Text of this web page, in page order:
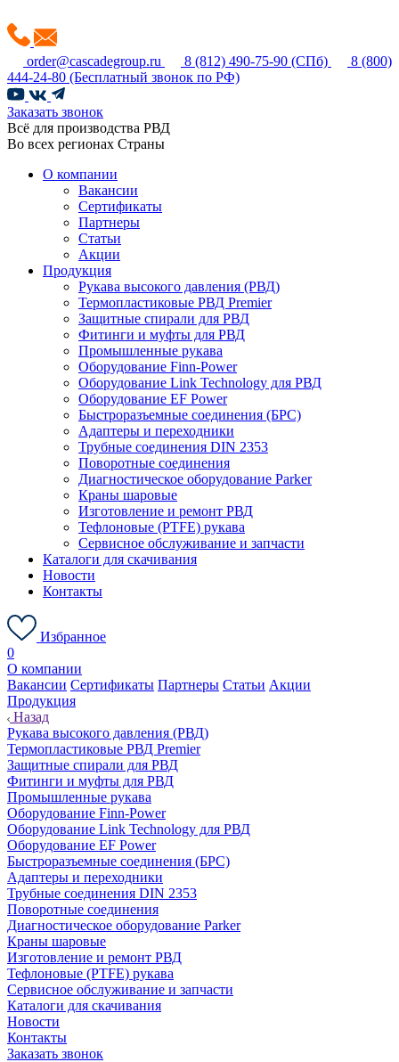
order@cascadegroup.ru 8 (812) 490-75-90 (СПб)
8 (800)
444-24-80 (Бесплатный звонок по РФ)
Заказать звонок
Всё для производства РВД
Во всех регионах Страны
О компании
Вакансии
Сертификаты
Партнеры
Статьи
Акции
Продукция
Рукава высокого давления (РВД)
Термопластиковые РВД Premier
Защитные спирали для РВД
Фитинги и муфты для РВД
Промышленные рукава
Оборудование Finn-Power
Оборудование Link Technology для РВД
Оборудование EF Power
Быстроразъемные соединения (БРС)
Адаптеры и переходники
Трубные соединения DIN 2353
Поворотные соединения
Диагностическое оборудование Parker
Краны шаровые
Изготовление и ремонт РВД
Тефлоновые (PTFE) рукава
Сервисное обслуживание и запчасти
Каталоги для скачивания
Новости
Контакты
Избранное
0
О компании
Вакансии Сертификаты Партнеры Статьи Акции
Продукция
Назад
Рукава высокого давления (РВД)
Термопластиковые РВД Premier
Защитные спирали для РВД
Фитинги и муфты для РВД
Промышленные рукава
Оборудование Finn-Power
Оборудование Link Technology для РВД
Оборудование EF Power
Быстроразъемные соединения (БРС)
Адаптеры и переходники
Трубные соединения DIN 2353
Поворотные соединения
Диагностическое оборудование Parker
Краны шаровые
Изготовление и ремонт РВД
Тефлоновые (PTFE) рукава
Сервисное обслуживание и запчасти
Каталоги для скачивания
Новости
Контакты
Заказать звонок